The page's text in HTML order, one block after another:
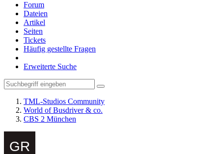
Forum
Dateien
Artikel
Seiten
Tickets
Häufig gestellte Fragen
Erweiterte Suche
TML-Studios Community
World of Busdriver & co.
CBS 2 München